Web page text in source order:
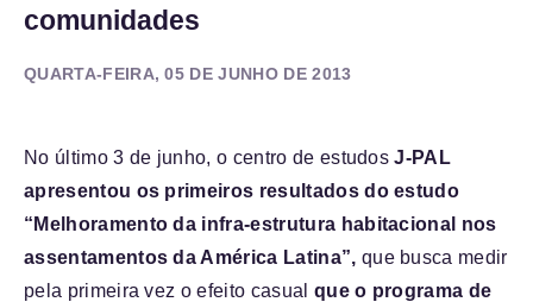
comunidades
QUARTA-FEIRA, 05 DE JUNHO DE 2013
No último 3 de junho, o centro de estudosJ-PAL
apresentou os primeiros resultados do estudo
“Melhoramento da infra-estrutura habitacional nos
assentamentos da América Latina”, que busca medir
pela primeira vez o efeito casual que o programa de